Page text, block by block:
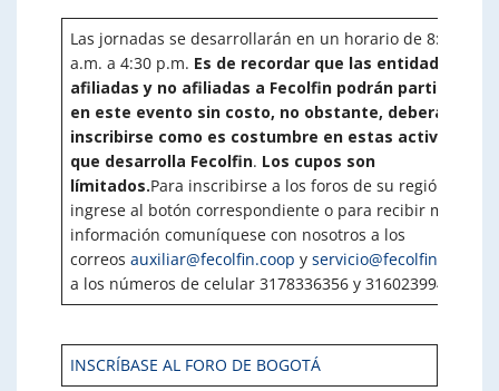
Las jornadas se desarrollarán en un horario de 8:30
a.m. a 4:30 p.m. Es de recordar que las entidades
afiliadas y no afiliadas a Fecolfin podrán participar
en este evento sin costo, no obstante, deberán
inscribirse como es costumbre en estas actividades
que desarrolla Fecolfin. Los cupos son
límitados.Para inscribirse a los foros de su región
ingrese al botón correspondiente o para recibir más
información comuníquese con nosotros a los
correos auxiliar@fecolfin.coop y servicio@fecolfin.coop
a los números de celular 3178336356 y 3160239942.
INSCRÍBASE AL FORO DE BOGOTÁ